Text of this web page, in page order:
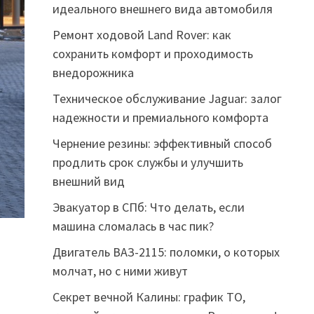
идеального внешнего вида автомобиля
Ремонт ходовой Land Rover: как
сохранить комфорт и проходимость
внедорожника
Техническое обслуживание Jaguar: залог
надежности и премиального комфорта
Чернение резины: эффективный способ
продлить срок службы и улучшить
внешний вид
Эвакуатор в СПб: Что делать, если
машина сломалась в час пик?
Двигатель ВАЗ-2115: поломки, о которых
молчат, но с ними живут
Секрет вечной Калины: график ТО,